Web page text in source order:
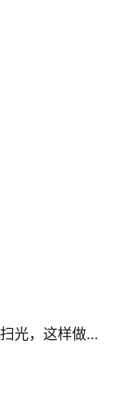
土豆燉牛肉之饭扫光，这样做也太香了吧，还没出锅已是浓香四溢了